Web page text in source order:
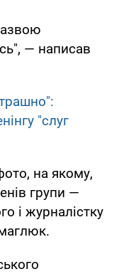
— написав
"слуг
на якому,
групи —
і журналістку